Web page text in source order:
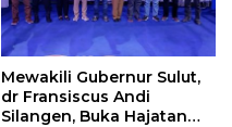
Mewakili Gubernur Sulut,
dr Fransiscus Andi
Silangen, Buka Hajatan